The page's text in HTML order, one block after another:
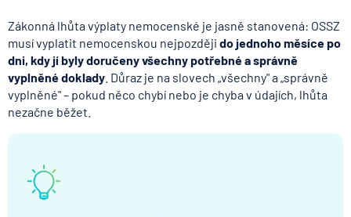
Zákonná lhůta výplaty nemocenské je jasně stanovená: OSSZ
musí vyplatit nemocenskou nejpozději do jednoho měsíce po
dni, kdy jí byly doručeny všechny potřebné a správně
vyplněné doklady . Důraz je na slovech „všechny" a „správně
vyplněné" – pokud něco chybí nebo je chyba v údajích, lhůta
nezačne běžet.